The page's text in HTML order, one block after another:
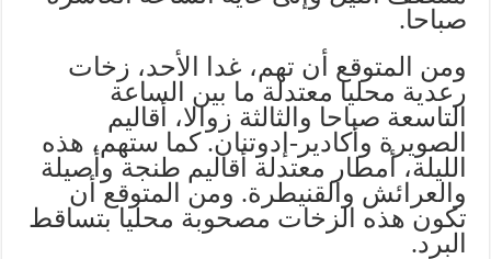
صباحا.
ومن المتوقع أن تهم، غدا الأحد، زخات
رعدية محليا معتدلة ما بين الساعة
التاسعة صباحا والثالثة زوالا، أقاليم
الصويرة وأكادير-إدوتنان. كما ستهم، هذه
الليلة، أمطار معتدلة أقاليم طنجة وأصيلة
والعرائش والقنيطرة. ومن المتوقع أن
تكون هذه الزخات مصحوبة محليا بتساقط
البرد.